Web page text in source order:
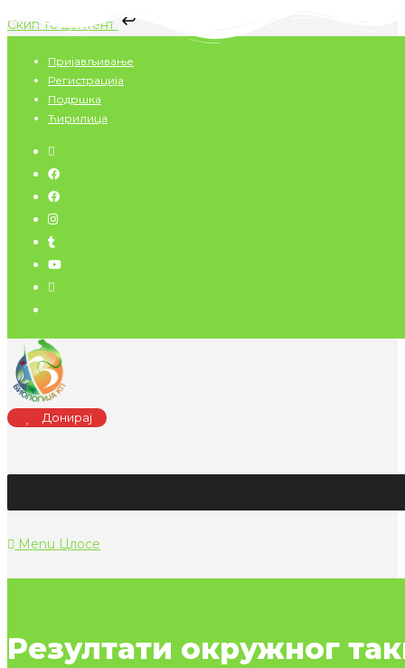
Скип то цонтент
цонтент
Пријављивање
Регистрација
Подршка
Ћирилица
Донирај
Menu Цлосе
Резултати окружног